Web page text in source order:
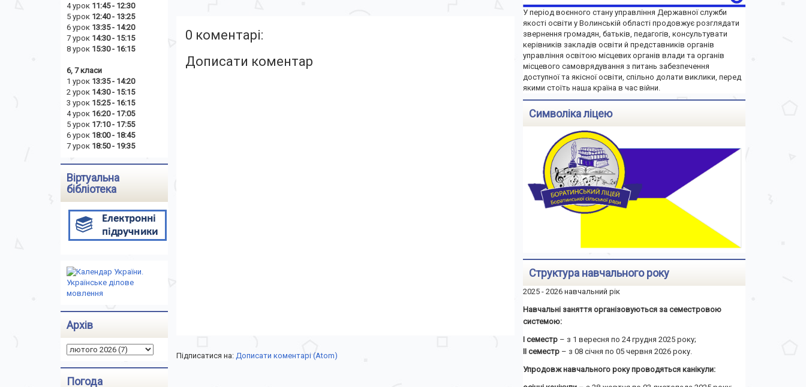
0 коментарі:
Дописати коментар
Підписатися на: Дописати коментарі (Atom)
4 урок 11:45 - 12:30
5 урок 12:40 - 13:25
6 урок 13:35 - 14:20
7 урок 14:30 - 15:15
8 урок 15:30 - 16:15
6, 7 класи
1 урок 13:35 - 14:20
2 урок 14:30 - 15:15
3 урок 15:25 - 16:15
4 урок 16:20 - 17:05
5 урок 17:10 - 17:55
6 урок 18:00 - 18:45
7 урок 18:50 - 19:35
Віртуальна
бібліотека
Архів
Погода
У період воєнного стану управління Державної служби
якості освіти у Волинській області продовжує розглядати
звернення громадян, батьків, педагогів, консультувати
керівників закладів освіти й представників органів
управління освітою місцевих органів влади та органів
місцевого самоврядування з питань забезпечення
доступної та якісної освіти, спільно долати виклики, перед
якими стоїть наша країна в час війни.
Символіка ліцею
Структура навчального року
2025 - 2026 навчальний рік
Навчальні заняття організовуються за семестровою
системою:
І семестр– з 1 вересня по 24 грудня 2025 року;
ІІ семестр– з 08 січня по 05 червня 2026 року.
Упродовж навчального року проводяться канікули: